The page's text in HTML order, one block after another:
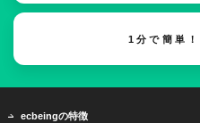
1分で簡単！
ecbeingの特徴